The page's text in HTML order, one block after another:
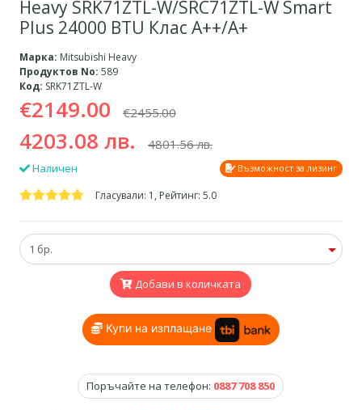
Heavy SRK71ZTL-W/SRC71ZTL-W Smart
Plus 24000 BTU Клас A++/А+
Марка: Mitsubishi Heavy
Продуктов No: 589
Код: SRK71ZTL-W
€2149.00 €2455.00
4203.08 лв. 4801.56 лв.
Наличен Възможност за лизинг
Гласували: 1, Рейтинг: 5.0
Добави в количката
Купи на изплащане
Поръчайте на телефон: 0887 708 850